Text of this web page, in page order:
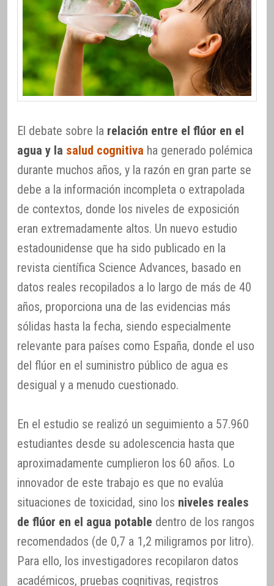
El debate sobre la relación entre el flúor en el
agua y la salud cognitiva ha generado polémica
durante muchos años, y la razón en gran parte se
debe a la información incompleta o extrapolada
de contextos, donde los niveles de exposición
eran extremadamente altos. Un nuevo estudio
estadounidense que ha sido publicado en la
revista científica Science Advances, basado en
datos reales recopilados a lo largo de más de 40
años, proporciona una de las evidencias más
sólidas hasta la fecha, siendo especialmente
relevante para países como España, donde el uso
del flúor en el suministro público de agua es
desigual y a menudo cuestionado.
En el estudio se realizó un seguimiento a 57.960
estudiantes desde su adolescencia hasta que
aproximadamente cumplieron los 60 años. Lo
innovador de este trabajo es que no evalúa
situaciones de toxicidad, sino los niveles reales
de flúor en el agua potable dentro de los rangos
recomendados (de 0,7 a 1,2 miligramos por litro).
Para ello, los investigadores recopilaron datos
académicos, pruebas cognitivas, registros